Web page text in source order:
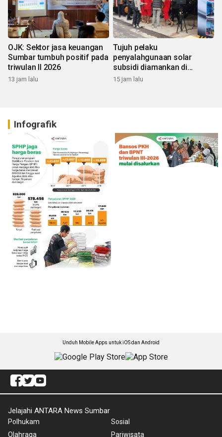
OJK: Sektor jasa keuangan
Sumbar tumbuh positif pada
triwulan II 2026
13 jam lalu
Tujuh pelaku
penyalahgunaan solar
subsidi diamankan di
Sumbar
15 jam lalu
Infografik
Unduh Mobile Apps untuk iOS dan Android
Jelajahi ANTARA News Sumbar
Polhukam
Olahraga
Sosial
Pariwisata